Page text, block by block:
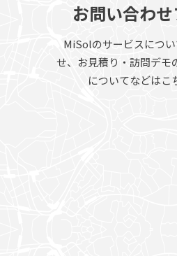
お問い合わ
MiSolのサービスにつ
せ、お見積り・訪問デモ
についてなどはこ